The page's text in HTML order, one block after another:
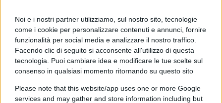
Noi e i nostri partner utilizziamo, sul nostro sito, tecnologie
come i cookie per personalizzare contenuti e annunci, fornire
funzionalità per social media e analizzare il nostro traffico.
Facendo clic di seguito si acconsente all'utilizzo di questa
tecnologia. Puoi cambiare idea e modificare le tue scelte sul
consenso in qualsiasi momento ritornando su questo sito
Please note that this website/app uses one or more Google
services and may gather and store information including but
sufficientecliccare quiper iscriversi al canale ed
essere sempre aggiornati (gratis).
#DIRITTO INTERNAZIONALE
#DONALD TRUMP
#NICOLAS MADURO